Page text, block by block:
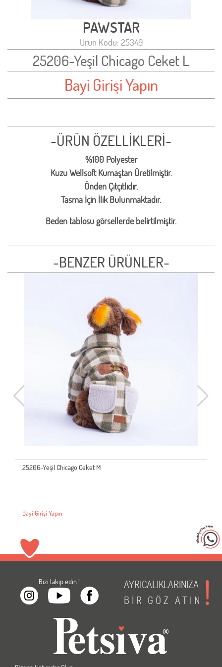
PAWSTAR
Ürün Kodu: 25349
25206-Yeşil Chicago Ceket L
Bayi Girişi Yapın
-ÜRÜN ÖZELLİKLERİ-
%100 Polyester
Kuzu Wellsoft Kumaştan Üretilmiştir.
Önden Çıtçıtlıdır.
Tasma İçin İlik Bulunmaktadır.
Beden tablosu görsellerde belirtilmiştir.
-BENZER ÜRÜNLER-
25206-Yeşil Chicago Ceket M
Bayi Girişi Yapın
Bizi takip edin !
AYRICALIKLARINIZA
BİR GÖZ ATIN